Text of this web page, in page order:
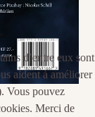
d’entre eux sont
aident à améliorer
Vous pouvez
Merci de